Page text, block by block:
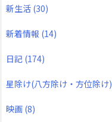
新生活 (30)
新着情報 (14)
日記 (174)
星除け(八方除け・方位除け)
映画 (8)